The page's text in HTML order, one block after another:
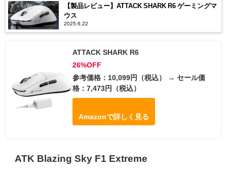
【製品レビュー】ATTACK SHARK R6 ゲーミングマ
ウス
2025.6.22
ATTACK SHARK R6
26%OFF
参考価格：10,099円（税込） → セール価
格：7,473円（税込）
Amazonで詳しく見る
ATK Blazing Sky F1 Extreme